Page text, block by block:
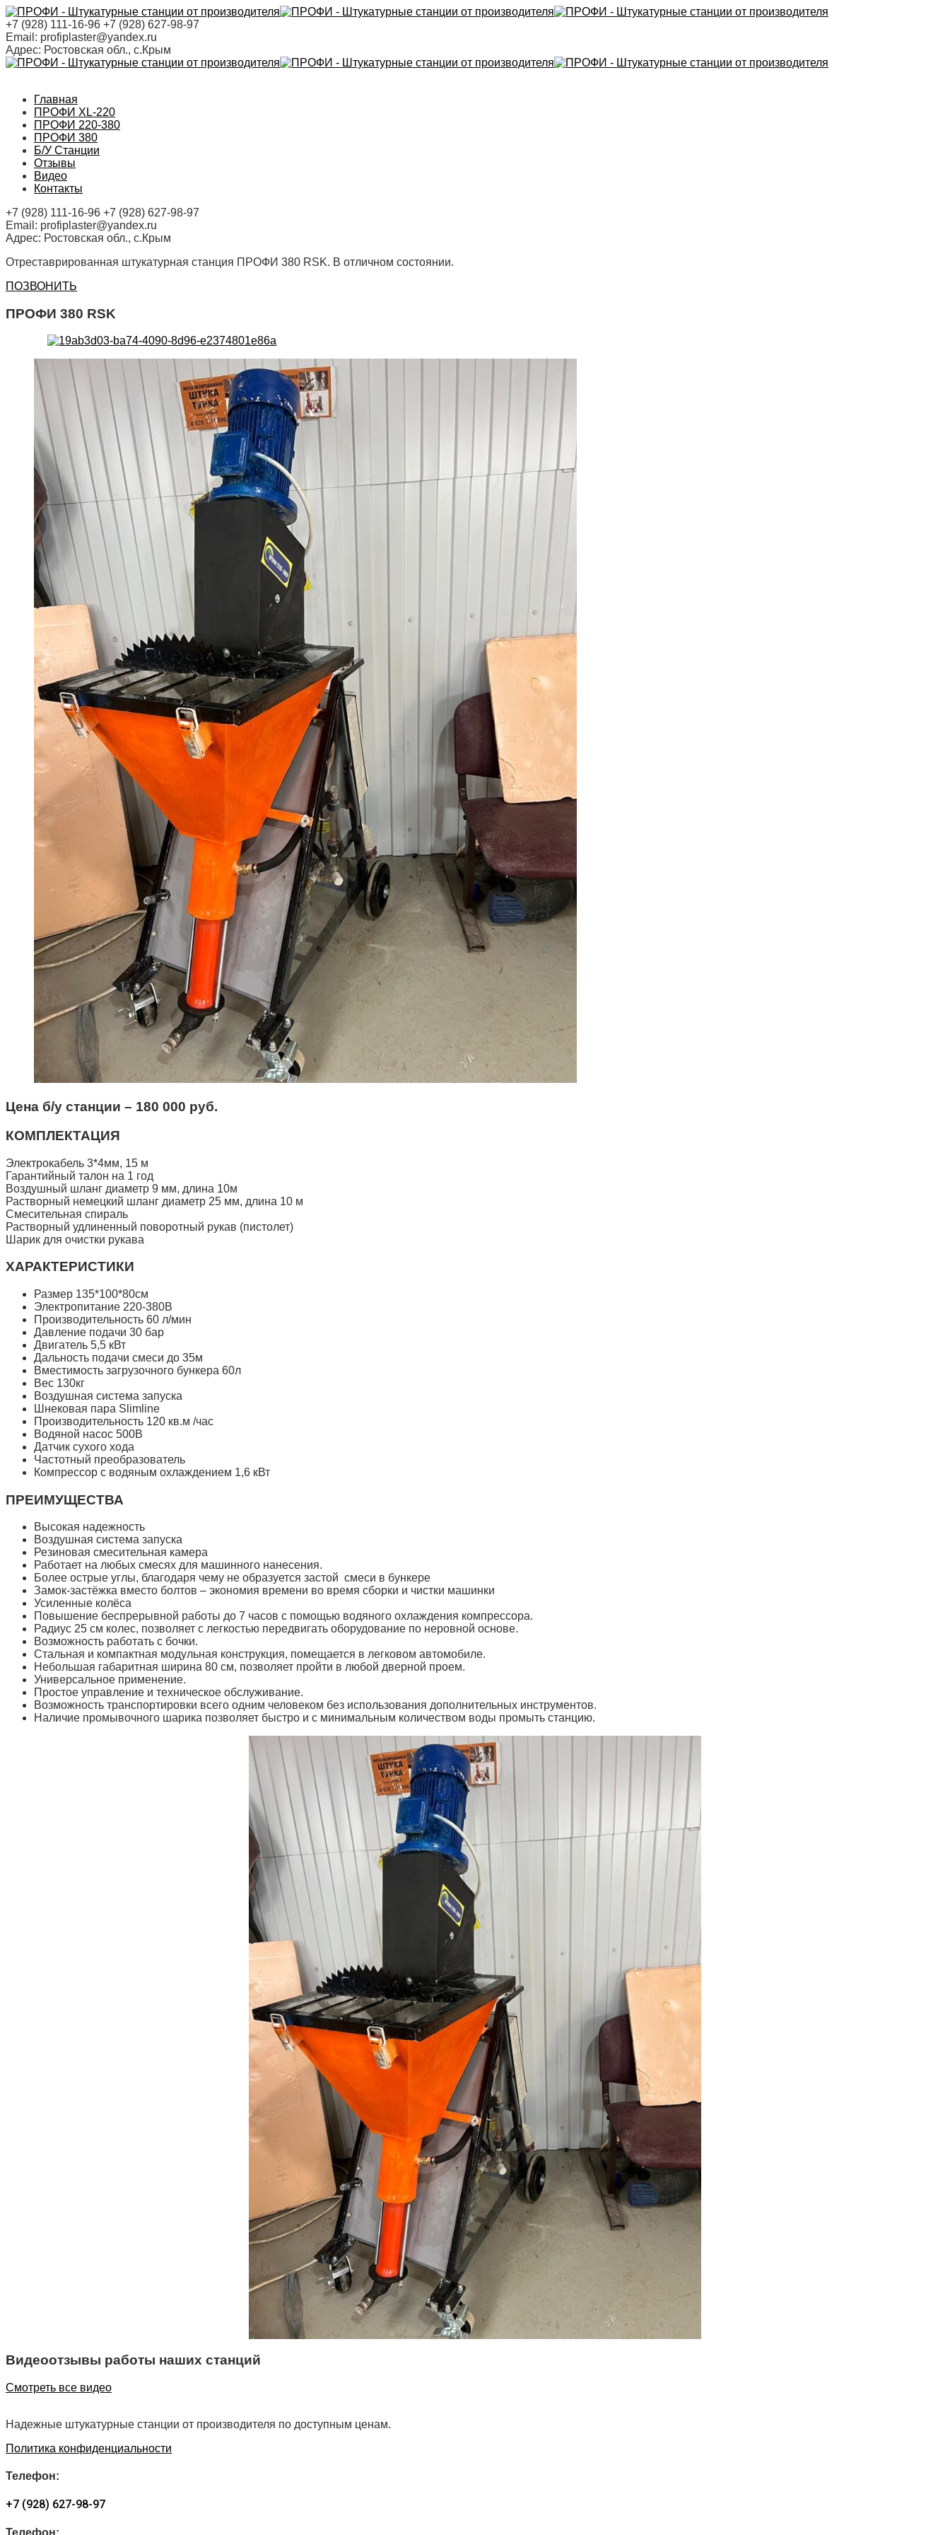
+7 (928) 111-16-96 +7 (928) 627-98-97
Email: profiplaster@yandex.ru
Адрес: Ростовская обл., с.Крым
Главная
ПРОФИ XL-220
ПРОФИ 220-380
ПРОФИ 380
Б/У Станции
Отзывы
Видео
Контакты
+7 (928) 111-16-96 +7 (928) 627-98-97
Email: profiplaster@yandex.ru
Адрес: Ростовская обл., с.Крым
Отреставрированная штукатурная станция ПРОФИ 380 RSK. В отличном состоянии.
ПОЗВОНИТЬ
ПРОФИ 380 RSK
Цена б/у станции – 180 000 руб.
КОМПЛЕКТАЦИЯ
Электрокабель 3*4мм, 15 м
Гарантийный талон на 1 год
Воздушный шланг диаметр 9 мм, длина 10м
Растворный немецкий шланг диаметр 25 мм, длина 10 м
Смесительная спираль
Растворный удлиненный поворотный рукав (пистолет)
Шарик для очистки рукава
ХАРАКТЕРИСТИКИ
Размер 135*100*80см
Электропитание 220-380В
Производительность 60 л/мин
Давление подачи 30 бар
Двигатель 5,5 кВт
Дальность подачи смеси до 35м
Вместимость загрузочного бункера 60л
Вес 130кг
Воздушная система запуска
Шнековая пара Slimline
Производительность 120 кв.м /час
Водяной насос 500В
Датчик сухого хода
Частотный преобразователь
Компрессор с водяным охлаждением 1,6 кВт
ПРЕИМУЩЕСТВА
Высокая надежность
Воздушная система запуска
Резиновая смесительная камера
Работает на любых смесях для машинного нанесения.
Более острые углы, благодаря чему не образуется застой смеси в бункере
Замок-застёжка вместо болтов – экономия времени во время сборки и чистки машинки
Усиленные колёса
Повышение беспрерывной работы до 7 часов с помощью водяного охлаждения компрессора.
Радиус 25 см колес, позволяет с легкостью передвигать оборудование по неровной основе.
Возможность работать с бочки.
Стальная и компактная модульная конструкция, помещается в легковом автомобиле.
Небольшая габаритная ширина 80 см, позволяет пройти в любой дверной проем.
Универсальное применение.
Простое управление и техническое обслуживание.
Возможность транспортировки всего одним человеком без использования дополнительных инструментов.
Наличие промывочного шарика позволяет быстро и с минимальным количеством воды промыть станцию.
Видеоотзывы работы наших станций
Смотреть все видео
Надежные штукатурные станции от производителя по доступным ценам.
Политика конфиденциальности
Телефон:
+7 (928) 627-98-97
Телефон: